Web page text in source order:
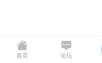
首页 论坛